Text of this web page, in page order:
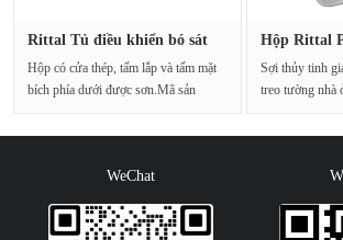
Rittal Tủ điều khiển bó sát
Hộp có cửa thép, tấm lắp và tấm mặt
bích phía dưới được sơn.Mã sản
Hộp Rittal
Sợi thủy tinh
treo tường nhà
WeChat